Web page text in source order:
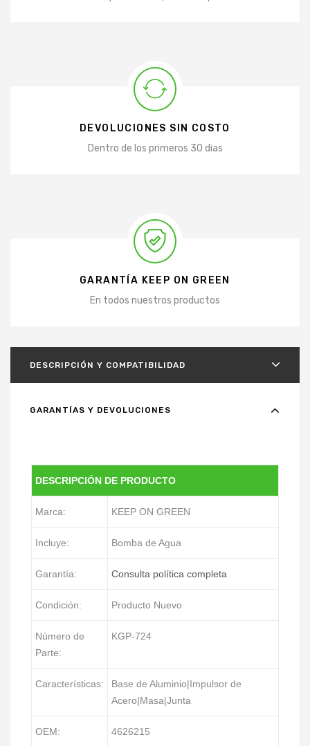
DEVOLUCIONES SIN COSTO
Dentro de los primeros 30 dias
GARANTÍA KEEP ON GREEN
En todos nuestros productos
DESCRIPCIÓN Y COMPATIBILIDAD
GARANTÍAS Y DEVOLUCIONES
DESCRIPCIÓN DE PRODUCTO
Marca: KEEP ON GREEN
Incluye: Bomba de Agua
Garantía: Consulta política completa
Condición: Producto Nuevo
Número de
Parte:
KGP-724
Características:
Base de Aluminio|Impulsor de
Acero|Masa|Junta
OEM: 4626215